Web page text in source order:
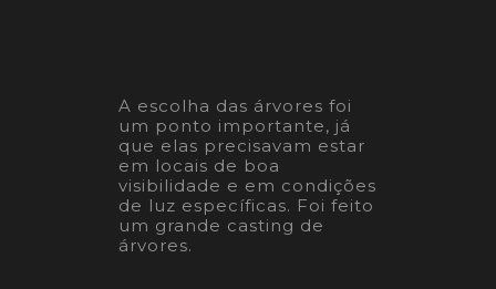
A escolha das árvores foi
um ponto importante, já
que elas precisavam estar
em locais de boa
visibilidade e em condições
de luz específicas. Foi feito
um grande casting de
árvores.